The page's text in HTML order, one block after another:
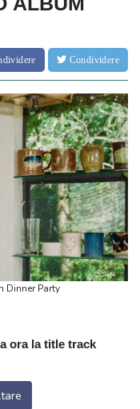
Condividere
Dinner Party
ora la title track